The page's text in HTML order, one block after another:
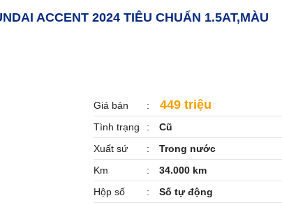
ACCENT 2024 TIÊU CHUẨN 1.5AT,MÀU
Giá bán 449 triệu
Tình trạng
Cũ
Xuất sứ
Trong nước
Km
34.000 km
Hộp số
Số tự động